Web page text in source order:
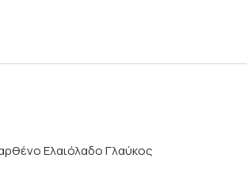
ΕΓΚΑΤΑΣΤΑΣΕΙΣ
Ελαιόλαδο Γλαύκος